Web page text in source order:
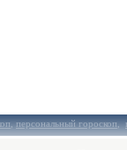
,персональный гороскоп,